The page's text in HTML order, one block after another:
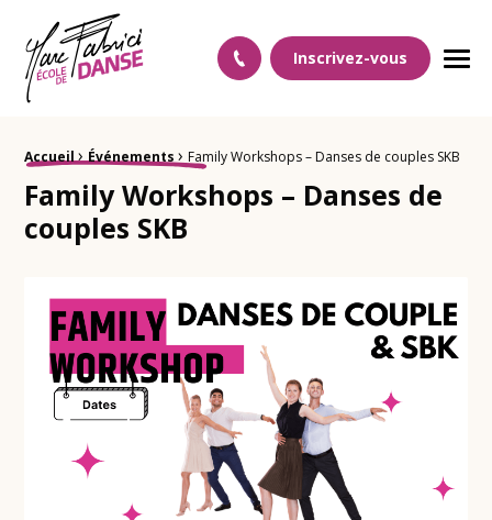
Ecole Danse Mulhouse Ecole de danse à Mulhouse
Inscrivez-vous
Fil d'Ariane :
Accueil›Événements › Family Workshops – Danses de couples SKB
Family Workshops – Danses de
couples SKB